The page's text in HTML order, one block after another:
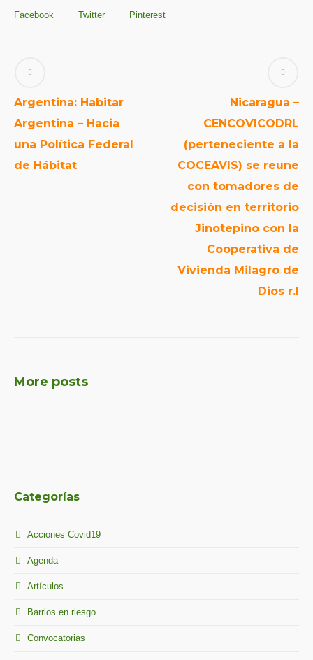
Facebook Twitter Pinterest
Argentina: Habitar
Argentina – Hacia
una Política Federal
de Hábitat
Nicaragua –
CENCOVICODRL
(perteneciente a la
COCEAVIS) se reune
con tomadores de
decisión en territorio
Jinotepino con la
Cooperativa de
Vivienda Milagro de
Dios r.l
More posts
Categorías
Acciones Covid19
Agenda
Artículos
Barrios en riesgo
Convocatorias